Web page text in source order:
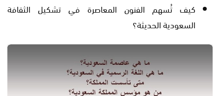
كيف تُسهم الفنون المعاصرة في تشكيل الثقافة
السعودية الحديثة؟